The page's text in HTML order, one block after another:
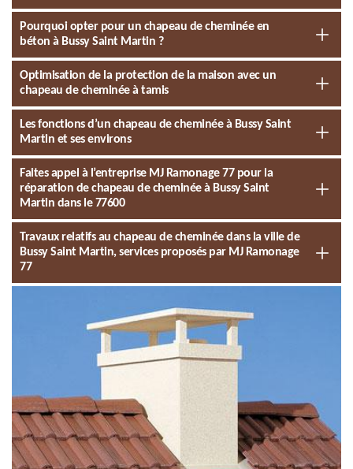
Pourquoi opter pour un chapeau de cheminée en
béton à Bussy Saint Martin ?
Optimisation de la protection de la maison avec un
chapeau de cheminée à tamis
Les fonctions d’un chapeau de cheminée à Bussy Saint
Martin et ses environs
Faites appel à l’entreprise MJ Ramonage 77 pour la
réparation de chapeau de cheminée à Bussy Saint
Martin dans le 77600
Travaux relatifs au chapeau de cheminée dans la ville de
Bussy Saint Martin, services proposés par MJ Ramonage
77